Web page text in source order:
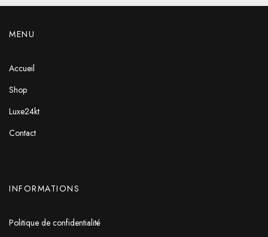
MENU
Accueil
Shop
Luxe24kt
Contact
INFORMATIONS
Politique de confidentialité